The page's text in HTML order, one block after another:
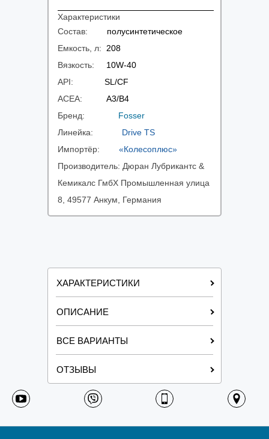
Характеристики
Состав: полусинтетическое
Емкость, л: 208
Вязкость: 10W-40
API: SL/CF
ACEA: A3/B4
Бренд: Fosser
Линейка: Drive TS
Импортёр: «Колесоплюс»
Производитель: Дюран Лубрикантс &
Кемикалс ГмбХ Промышленная улица
8, 49577 Анкум, Германия
ХАРАКТЕРИСТИКИ
ОПИСАНИЕ
ВСЕ ВАРИАНТЫ
ОТЗЫВЫ